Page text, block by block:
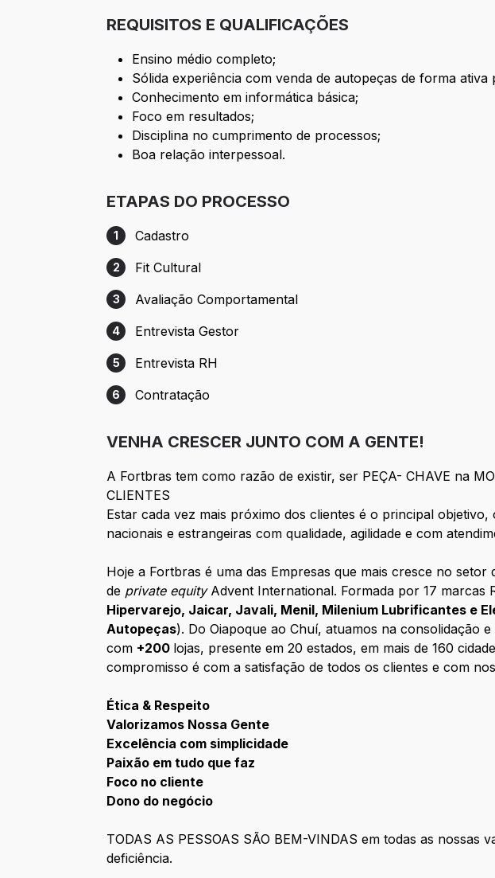
REQUISITOS E QUALIFICAÇÕES
Ensino médio completo;
Sólida experiência com venda de autopeças de forma ativa
Conhecimento em informática básica;
Foco em resultados;
Disciplina no cumprimento de processos;
Boa relação interpessoal.
ETAPAS DO PROCESSO
Etapa 1: Cadastro
1 Cadastro
Etapa 2: Fit Cultural
2 Fit Cultural
Etapa 3: Avaliação Comportamental
3 Avaliação Comportamental
Etapa 4: Entrevista Gestor
4 Entrevista Gestor
Etapa 5: Entrevista RH
5 Entrevista RH
Etapa 6: Contratação
6 Contratação
VENHA CRESCER JUNTO COM A GENTE!
A Fortbras tem como razão de existir, ser PEÇA- CHAVE na
CLIENTES
Estar cada vez mais próximo dos clientes é o principal
nacionais e estrangeiras com qualidade, agilidade e com
Hoje a Fortbras é uma das Empresas que mais cresce no
de private equityAdvent International. Formada por 17 marcas
Hipervarejo, Jaicar, Javali, Menil, Milenium Lubrificantes e
Autopeças). Do Oiapoque ao Chuí, atuamos na consolidação
com +200 lojas, presente em 20 estados, em mais de 160
compromisso é com a satisfação de todos os clientes e com
Ética & Respeito
Valorizamos Nossa Gente
Excelência com simplicidade
Paixão em tudo que faz
Foco no cliente
Dono do negócio
TODAS AS PESSOAS SÃO BEM-VINDAS em todas as
deficiência.